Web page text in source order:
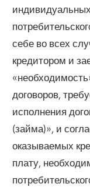
себе во всех
кредитором и
договоров,
исполнения
(займа)», и
оказываемых
плату,